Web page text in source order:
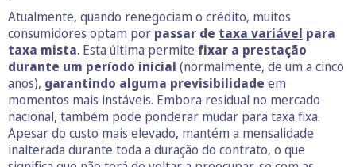
Atualmente, quando renegociam o crédito, muitos
consumidores optam por passar de taxa variável para
taxa mista. Esta última permite fixar a prestação
durante um período inicial (normalmente, de um a cinco
anos), garantindo alguma previsibilidade em
momentos mais instáveis. Embora residual no mercado
nacional, também pode ponderar mudar para taxa fixa.
Apesar do custo mais elevado, mantém a mensalidade
inalterada durante toda a duração do contrato, o que